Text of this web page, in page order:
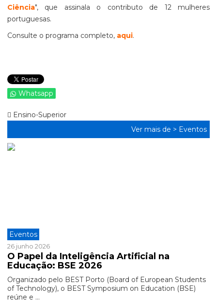
Ciência", que assinala o contributo de 12 mulheres
portuguesas.
Consulte o programa completo, aqui.
Whatsapp
Ensino-Superior
Ver mais de > Eventos
Eventos
26 junho 2026
O Papel da Inteligência Artificial na
Educação: BSE 2026
Organizado pelo BEST Porto (Board of European Students
of Technology), o BEST Symposium on Education (BSE)
reúne e ...